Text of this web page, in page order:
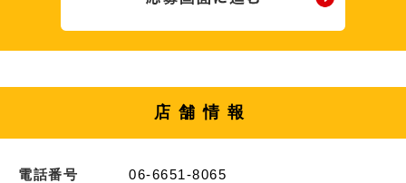
店舗情報
電話番号 06-6651-8065